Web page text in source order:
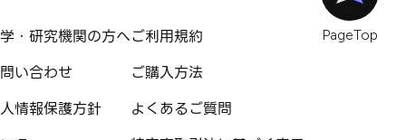
PageTop
・研究機関の方へ
い合わせ
情報保護方針
ご利用規約
ご購入方法
よくあるご質問